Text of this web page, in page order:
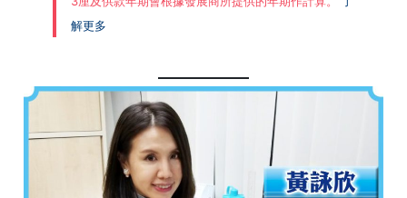
解更多